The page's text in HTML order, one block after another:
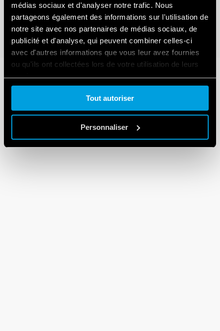
médias sociaux et d'analyser notre trafic. Nous
partageons également des informations sur l'utilisation de
notre site avec nos partenaires de médias sociaux, de
publicité et d'analyse, qui peuvent combiner celles-ci
avec d'autres informations que vous leur avez fournies
ou qu'ils ont collectées lors de votre utilisation de leurs
services.
Tout autoriser
Personnaliser